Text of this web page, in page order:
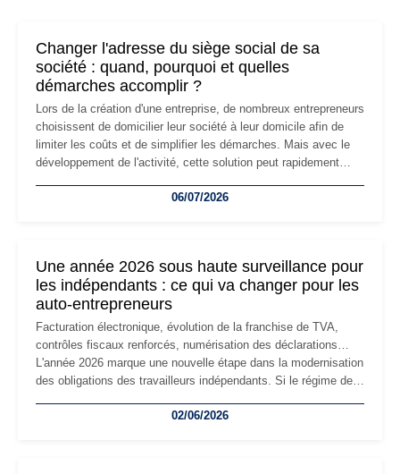
Changer l'adresse du siège social de sa
société : quand, pourquoi et quelles
démarches accomplir ?
Lors de la création d'une entreprise, de nombreux entrepreneurs
choisissent de domicilier leur société à leur domicile afin de
limiter les coûts et de simplifier les démarches. Mais avec le
développement de l'activité, cette solution peut rapidement
professionnels, recrutement, image de marque… Le
06/07/2026
Une année 2026 sous haute surveillance pour
les indépendants : ce qui va changer pour les
auto-entrepreneurs
Facturation électronique, évolution de la franchise de TVA,
contrôles fiscaux renforcés, numérisation des déclarations…
L'année 2026 marque une nouvelle étape dans la modernisation
des obligations des travailleurs indépendants. Si le régime de
les auto-entrepreneurs devront s'adapter à un environnement
02/06/2026